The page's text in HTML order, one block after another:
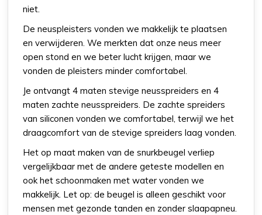
niet.
De neuspleisters vonden we makkelijk te plaatsen
en verwijderen. We merkten dat onze neus meer
open stond en we beter lucht krijgen, maar we
vonden de pleisters minder comfortabel.
Je ontvangt 4 maten stevige neusspreiders en 4
maten zachte neusspreiders. De zachte spreiders
van siliconen vonden we comfortabel, terwijl we het
draagcomfort van de stevige spreiders laag vonden.
Het op maat maken van de snurkbeugel verliep
vergelijkbaar met de andere geteste modellen en
ook het schoonmaken met water vonden we
makkelijk. Let op: de beugel is alleen geschikt voor
mensen met gezonde tanden en zonder slaapapneu.